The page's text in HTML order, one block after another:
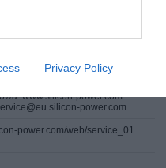
Privacy Policy
+886-2-8797-8833
www.silicon-power.com
power.com
Netherlands B.V.
16) Almere, Holandia
www.silicon-power.com
power.com
power.com/web/service_01